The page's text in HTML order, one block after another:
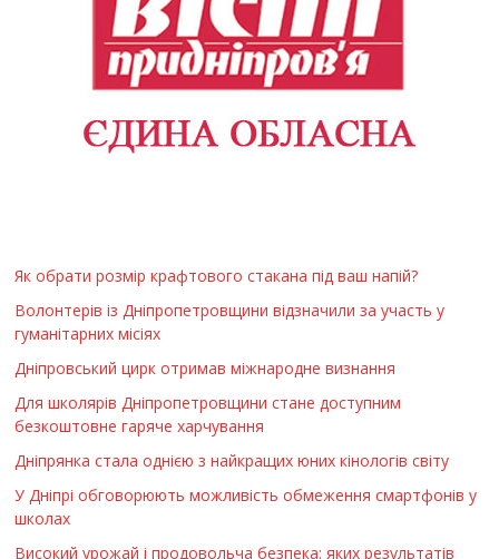
Як обрати розмір крафтового стакана під ваш напій?
Волонтерів із Дніпропетровщини відзначили за участь у
гуманітарних місіях
Дніпровський цирк отримав міжнародне визнання
Для школярів Дніпропетровщини стане доступним
безкоштовне гаряче харчування
Дніпрянка стала однією з найкращих юних кінологів світу
У Дніпрі обговорюють можливість обмеження смартфонів у
школах
Високий урожай і продовольча безпека: яких результатів